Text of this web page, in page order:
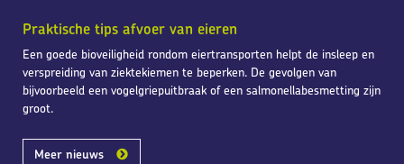
Praktische tips afvoer van eieren
Een goede bioveiligheid rondom eiertransporten helpt de insleep en
verspreiding van ziektekiemen te beperken. De gevolgen van
bijvoorbeeld een vogelgriepuitbraak of een salmonellabesmetting zijn
groot.
Meer nieuws